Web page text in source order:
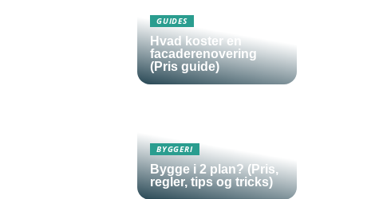
GUIDES
Hvad koster en
facaderenovering
(Pris guide)
BYGGERI
Bygge i 2 plan? (Pris,
regler, tips og tricks)